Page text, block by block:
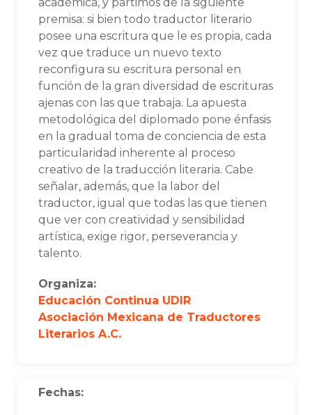
premisa: si bien todo traductor literario
posee una escritura que le es propia, cada
vez que traduce un nuevo texto
reconfigura su escritura personal en
función de la gran diversidad de escrituras
ajenas con las que trabaja. La apuesta
metodológica del diplomado pone énfasis
en la gradual toma de conciencia de esta
particularidad inherente al proceso
creativo de la traducción literaria. Cabe
señalar, además, que la labor del
traductor, igual que todas las que tienen
que ver con creatividad y sensibilidad
artística, exige rigor, perseverancia y
talento.
Organiza:
Educación Continua UDIR
Asociación Mexicana de Traductores
Literarios A.C.
Fechas: